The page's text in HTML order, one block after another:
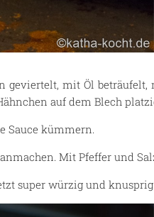
mit Öl
auf dem Blech
Sauce kümmern.
Mit Pfeffer und
super würzig und knusprig.